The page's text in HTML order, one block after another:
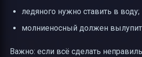
ледяного нужно ставить в воду;
молниеносный должен
Важно: если всё сделать